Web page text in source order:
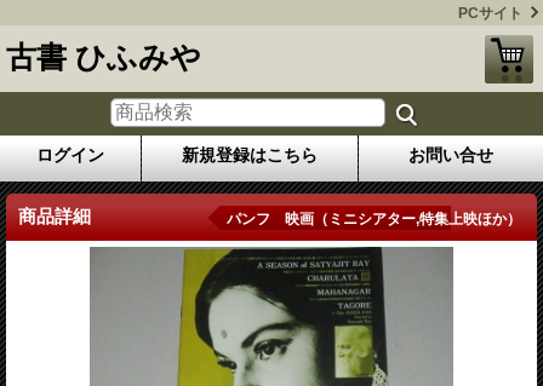
PCサイト
古書 ひふみや
ログイン 新規登録はこちら お問い合せ
商品詳細 パンフ 映画（ミニシアター,特集上映ほか）